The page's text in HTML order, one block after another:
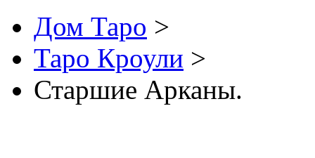
Дом Таро >
Таро Кроули >
Старшие Арканы.